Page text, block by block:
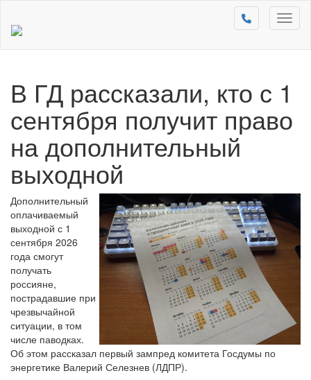
В ГД рассказали, кто с 1
сентября получит право
на дополнительный
выходной
Дополнительный
оплачиваемый
выходной с 1
сентября 2026
года смогут
получать
россияне,
пострадавшие при
чрезвычайной
ситуации, в том
числе паводках.
Об этом рассказал первый зампред комитета Госдумы по
энергетике Валерий Селезнев (ЛДПР).